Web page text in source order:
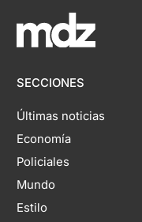
SECCIONES
Últimas noticias
Economía
Policiales
Mundo
Estilo